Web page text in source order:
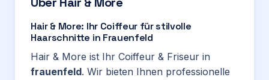
Hair & More: Ihr Coiffeur für stilvolle
Haarschnitte in Frauenfeld
Hair & More ist Ihr Coiffeur & Friseur in
frauenfeld. Wir bieten Ihnen professionelle